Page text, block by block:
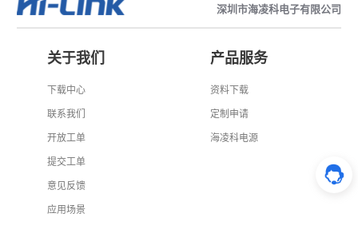
深圳市海凌科电子有限公司
关于我们
下载中心
联系我们
开放工单
提交工单
意见反馈
应用场景
产品服务
资料下载
定制申请
海凌科电源